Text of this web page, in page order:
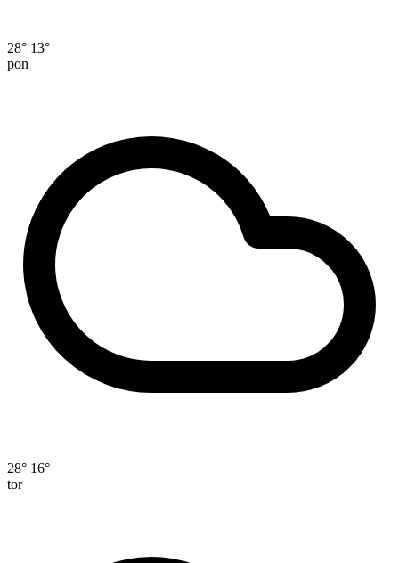
28° 13°
pon
28° 16°
tor